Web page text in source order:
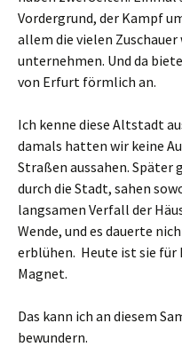
Vordergrund, der Kampf
allem die vielen
unternehmen. Und da
von Erfurt förmlich an.
Ich kenne diese Altstadt
damals hatten wir keine
Straßen aussahen.
durch die Stadt, sahen
langsamen Verfall der
Wende, und es dauerte
erblühen. Heute ist sie für
Magnet.
Das kann ich an diesem
bewundern.